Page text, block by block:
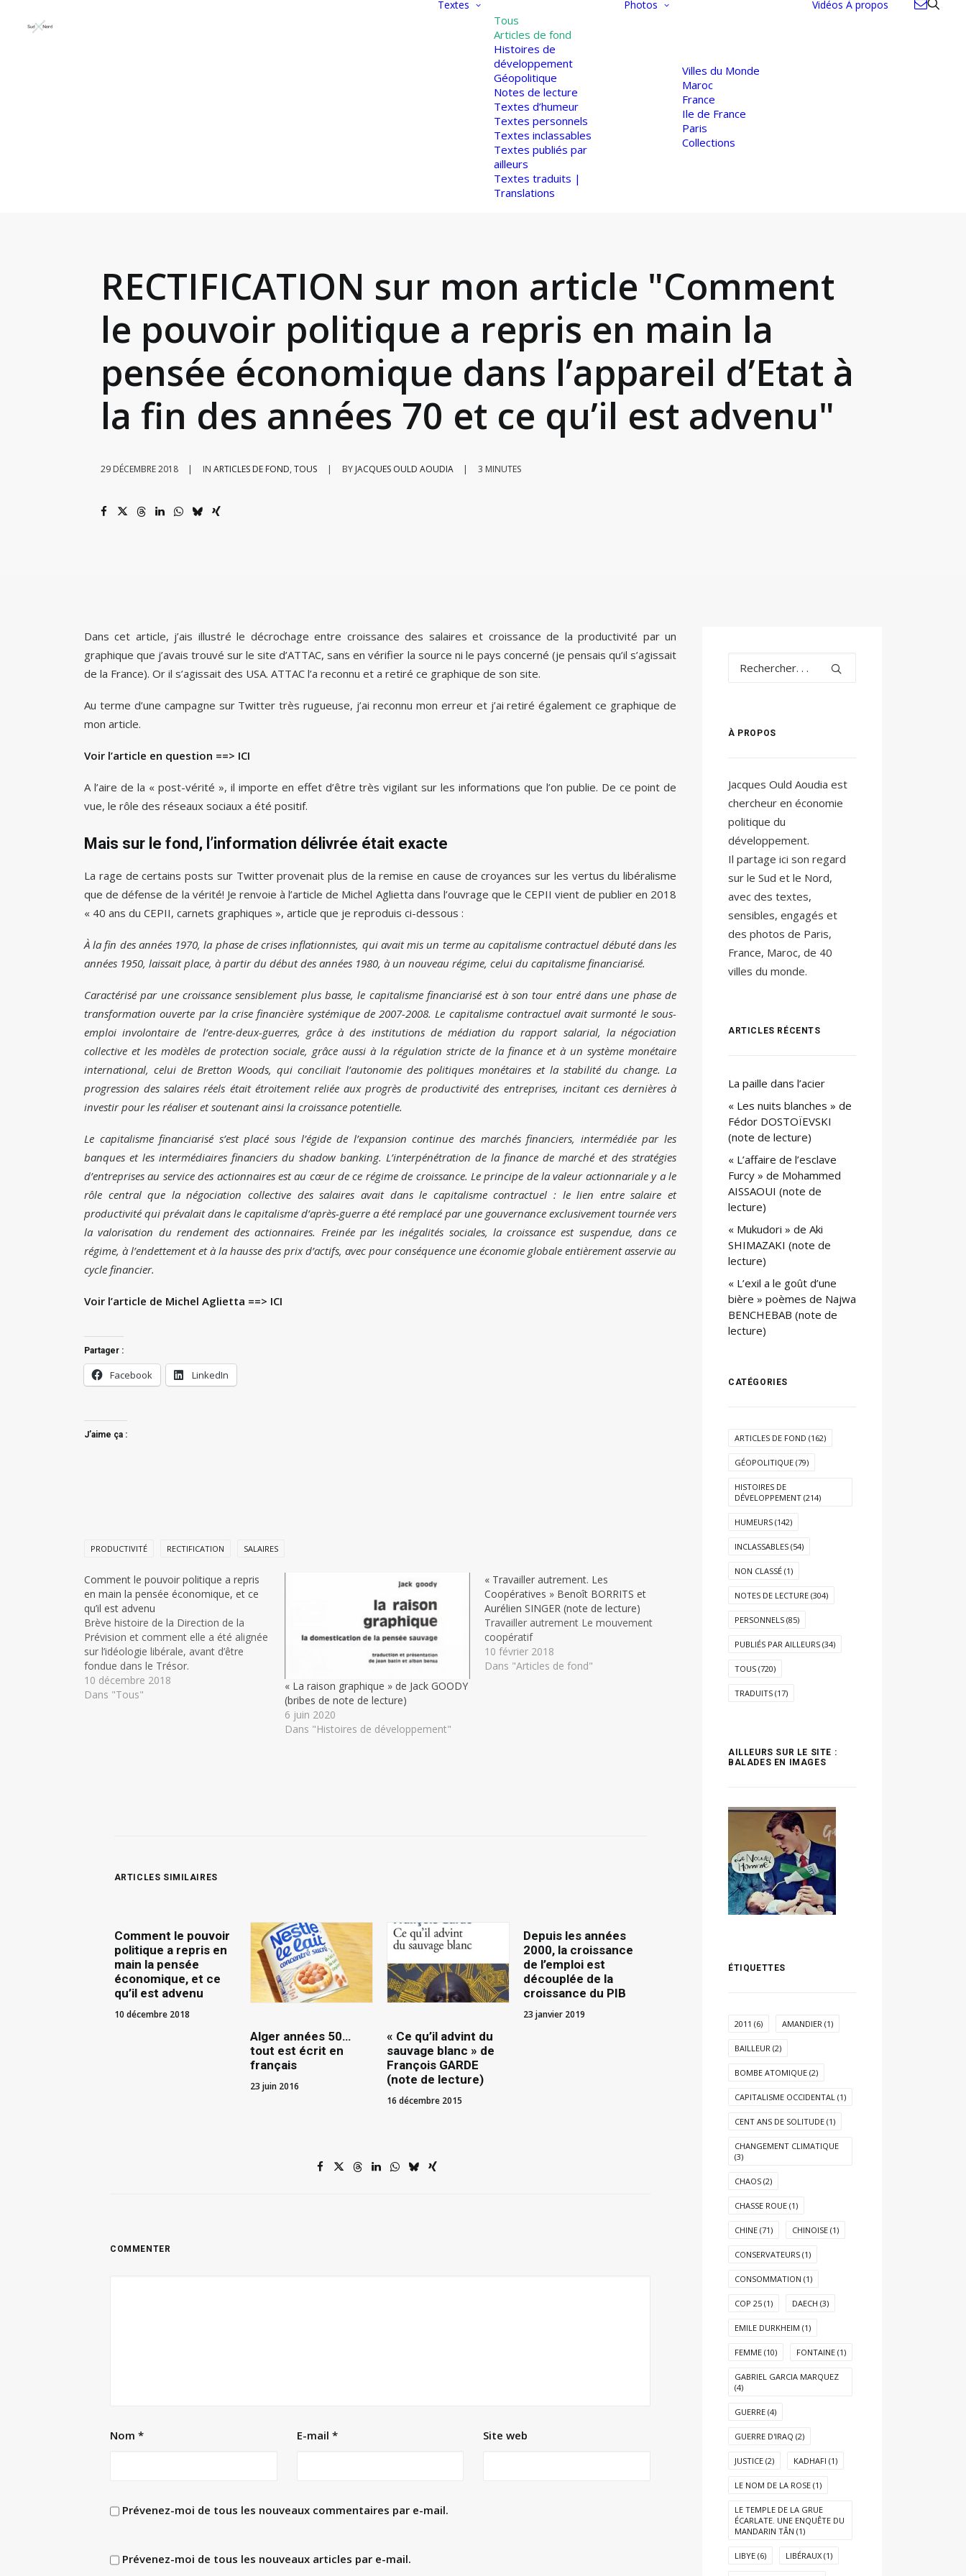
Textes
Tous
Articles de fond
Histoires de
développement
Géopolitique
Notes de lecture
Textes d’humeur
Textes personnels
Textes inclassables
Textes publiés par
ailleurs
Textes traduits |
Translations
Photos
Villes du Monde
Maroc
France
Ile de France
Paris
Collections
Vidéos À propos
RECTIFICATION sur mon article "Comment
le pouvoir politique a repris en main la
pensée économique dans l’appareil d’Etat à
la fin des années 70 et ce qu’il est advenu"
29 DÉCEMBRE 2018 | INARTICLES DE FOND,TOUS | BY JACQUES OULD AOUDIA | 3 MINUTES
Dans cet article, j’ais illustré le décrochage entre croissance des salaires et croissance de la productivité par un
graphique que j’avais trouvé sur le site d’ATTAC, sans en vérifier la source ni le pays concerné (je pensais qu’il s’agissait
de la France). Or il s’agissait des USA. ATTAC l’a reconnu et a retiré ce graphique de son site.
Au terme d’une campagne sur Twitter très rugueuse, j’ai reconnu mon erreur et j’ai retiré également ce graphique de
mon article.
Voir l’article en question ==> ICI
A l’aire de la « post-vérité », il importe en effet d’être très vigilant sur les informations que l’on publie. De ce point de
vue, le rôle des réseaux sociaux a été positif.
Mais sur le fond, l’information délivrée était exacte
La rage de certains posts sur Twitter provenait plus de la remise en cause de croyances sur les vertus du libéralisme
que de défense de la vérité! Je renvoie à l’article de Michel Aglietta dans l’ouvrage que le CEPII vient de publier en 2018
« 40 ans du CEPII, carnets graphiques », article que je reproduis ci-dessous :
À la fin des années 1970, la phase de crises inflationnistes, qui avait mis un terme au capitalisme contractuel débuté dans les
années 1950, laissait place, à partir du début des années 1980, à un nouveau régime, celui du capitalisme financiarisé.
Caractérisé par une croissance sensiblement plus basse, le capitalisme financiarisé est à son tour entré dans une phase de
transformation ouverte par la crise financière systémique de 2007-2008. Le capitalisme contractuel avait surmonté le sous-
emploi involontaire de l’entre-deux-guerres, grâce à des institutions de médiation du rapport salarial, la négociation
collective et les modèles de protection sociale, grâce aussi à la régulation stricte de la finance et à un système monétaire
international, celui de Bretton Woods, qui conciliait l’autonomie des politiques monétaires et la stabilité du change. La
progression des salaires réels était étroitement reliée aux progrès de productivité des entreprises, incitant ces dernières à
investir pour les réaliser et soutenant ainsi la croissance potentielle.
Le capitalisme financiarisé s’est placé sous l’égide de l’expansion continue des marchés financiers, intermédiée par les
banques et les intermédiaires financiers du shadow banking. L’interpénétration de la finance de marché et des stratégies
d’entreprises au service des actionnaires est au cœur de ce régime de croissance. Le principe de la valeur actionnariale y a le
rôle central que la négociation collective des salaires avait dans le capitalisme contractuel : le lien entre salaire et
productivité qui prévalait dans le capitalisme d’après-guerre a été remplacé par une gouvernance exclusivement tournée vers
la valorisation du rendement des actionnaires. Freinée par les inégalités sociales, la croissance est suspendue, dans ce
régime, à l’endettement et à la hausse des prix d’actifs, avec pour conséquence une économie globale entièrement asservie au
cycle financier.
Voir l’article de Michel Aglietta ==> ICI
Partager :
Facebook LinkedIn
J’aime ça :
PRODUCTIVITÉ RECTIFICATION SALAIRES
Comment le pouvoir politique a repris
en main la pensée économique, et ce
qu’il est advenu
Brève histoire de la Direction de la
Prévision et comment elle a été alignée
sur l’idéologie libérale, avant d’être
fondue dans le Trésor.
10 décembre 2018
Dans "Tous"
« La raison graphique » de Jack GOODY
(bribes de note de lecture)
6 juin 2020
Dans "Histoires de développement"
« Travailler autrement. Les
Coopératives » Benoît BORRITS et
Aurélien SINGER (note de lecture)
Travailler autrement Le mouvement
coopératif
10 février 2018
Dans "Articles de fond"
ARTICLES SIMILAIRES
Comment le pouvoir
politique a repris en
main la pensée
économique, et ce
qu’il est advenu
10 décembre 2018
Alger années 50…
tout est écrit en
français
23 juin 2016
« Ce qu’il advint du
sauvage blanc » de
François GARDE
(note de lecture)
16 décembre 2015
Depuis les années
2000, la croissance
de l’emploi est
découplée de la
croissance du PIB
23 janvier 2019
Nom * E-mail * Site web
Prévenez-moi de tous les nouveaux commentaires par e-mail.
Prévenez-moi de tous les nouveaux articles par e-mail.
À PROPOS
Jacques Ould Aoudia est
chercheur en économie
politique du
développement.
Il partage ici son regard
sur le Sud et le Nord,
avec des textes,
sensibles, engagés et
des photos de Paris,
France, Maroc, de 40
villes du monde.
ARTICLES RÉCENTS
La paille dans l’acier
« Les nuits blanches » de
Fédor DOSTOÏEVSKI
(note de lecture)
« L’affaire de l’esclave
Furcy » de Mohammed
AISSAOUI (note de
lecture)
« Mukudori » de Aki
SHIMAZAKI (note de
lecture)
« L’exil a le goût d’une
bière » poèmes de Najwa
BENCHEBAB (note de
lecture)
CATÉGORIES
ARTICLES DE FOND (162)
GÉOPOLITIQUE (79)
HISTOIRES DE
DÉVELOPPEMENT (214)
HUMEURS (142)
INCLASSABLES (54)
NON CLASSÉ (1)
NOTES DE LECTURE (304)
PERSONNELS (85)
PUBLIÉS PAR AILLEURS (34)
TOUS (720)
TRADUITS (17)
AILLEURS SUR LE SITE :
BALADES EN IMAGES
ÉTIQUETTES
2011 (6) AMANDIER (1)
BAILLEUR (2)
BOMBE ATOMIQUE (2)
CAPITALISME OCCIDENTAL (1)
CENT ANS DE SOLITUDE (1)
CHANGEMENT CLIMATIQUE
(3)
CHAOS (2)
CHASSE ROUE (1)
CHINE (71) CHINOISE (1)
CONSERVATEURS (1)
CONSOMMATION (1)
COP 25 (1) DAECH (3)
EMILE DURKHEIM (1)
FEMME (10) FONTAINE (1)
GABRIEL GARCIA MARQUEZ
(4)
GUERRE (4)
GUERRE D'IRAQ (2)
JUSTICE (2) KADHAFI (1)
LE NOM DE LA ROSE (1)
LE TEMPLE DE LA GRUE
ÉCARLATE. UNE ENQUÊTE DU
MANDARIN TÂN (1)
LIBYE (6) LIBÉRAUX (1)